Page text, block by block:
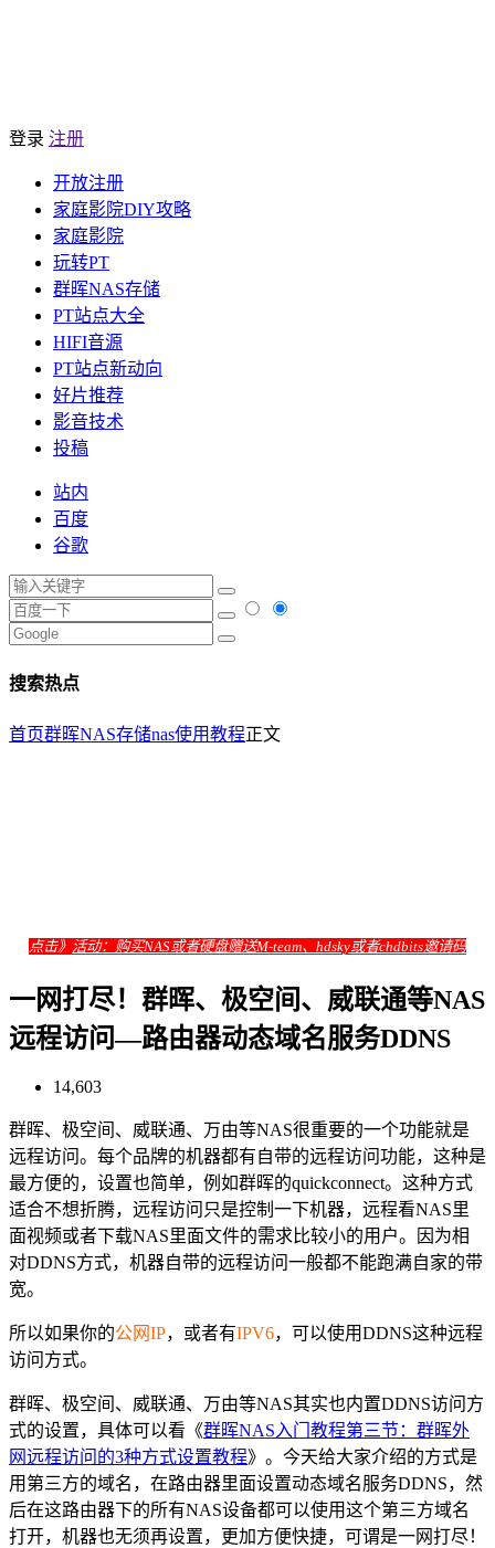
登录 注册
开放注册
家庭影院DIY攻略
家庭影院
玩转PT
群晖NAS存储
PT站点大全
HIFI音源
PT站点新动向
好片推荐
影音技术
投稿
站内
百度
谷歌
搜索热点
首页群晖NAS存储nas使用教程正文
点击》 活动：购买NAS或者硬盘赠送M-team、hdsky或者chdbits邀请码
一网打尽！群晖、极空间、威联通等NAS
远程访问—路由器动态域名服务DDNS
14,603
群晖、极空间、威联通、万由等NAS很重要的一个功能就是
远程访问。每个品牌的机器都有自带的远程访问功能，这种是
最方便的，设置也简单，例如群晖的quickconnect。这种方式
适合不想折腾，远程访问只是控制一下机器，远程看NAS里
面视频或者下载NAS里面文件的需求比较小的用户。因为相
对DDNS方式，机器自带的远程访问一般都不能跑满自家的带
宽。
所以如果你的公网IP，或者有IPV6，可以使用DDNS这种远程
访问方式。
群晖、极空间、威联通、万由等NAS其实也内置DDNS访问方
式的设置，具体可以看《群晖NAS入门教程第三节：群晖外
网远程访问的3种方式设置教程》。今天给大家介绍的方式是
用第三方的域名，在路由器里面设置动态域名服务DDNS，然
后在这路由器下的所有NAS设备都可以使用这个第三方域名
打开，机器也无须再设置，更加方便快捷，可谓是一网打尽！